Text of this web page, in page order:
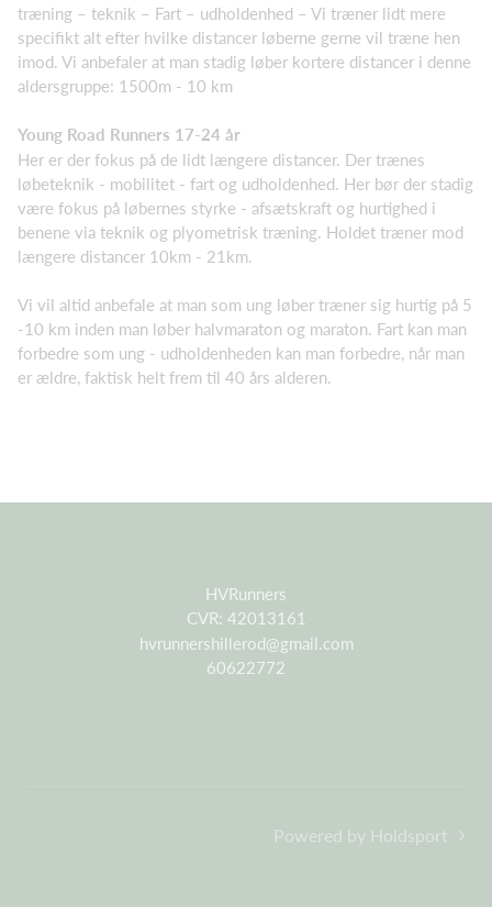
træning – teknik – Fart – udholdenhed – Vi træner lidt mere
specifikt alt efter hvilke distancer løberne gerne vil træne hen
imod. Vi anbefaler at man stadig løber kortere distancer i denne
aldersgruppe: 1500m - 10 km
Young Road Runners 17-24 år
Her er der fokus på de lidt længere distancer. Der trænes
løbeteknik - mobilitet - fart og udholdenhed. Her bør der stadig
være fokus på løbernes styrke - afsætskraft og hurtighed i
benene via teknik og plyometrisk træning. Holdet træner mod
længere distancer 10km - 21km.
Vi vil altid anbefale at man som ung løber træner sig hurtig på 5
-10 km inden man løber halvmaraton og maraton. Fart kan man
forbedre som ung - udholdenheden kan man forbedre, når man
er ældre, faktisk helt frem til 40 års alderen.
HVRunners
CVR: 42013161
hvrunnershillerod@gmail.com
60622772
Powered by Holdsport